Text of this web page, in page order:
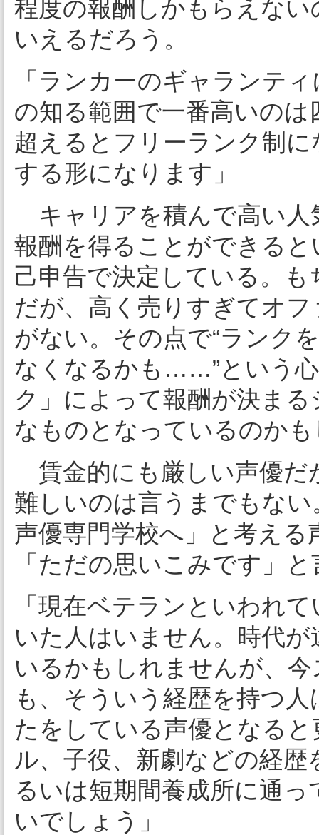
程度の報酬しかもらえな
いえるだろう。
「ランカーのギャランテ
の知る範囲で一番高いの
超えるとフリーランク制
する形になります」
キャリアを積んで高い人
報酬を得ることができる
己申告で決定している。
だが、高く売りすぎてオ
がない。その点で“ランク
なくなるかも……”という
ク」によって報酬が決ま
なものとなっているのか
賃金的にも厳しい声優だ
難しいのは言うまでもな
声優専門学校へ」と考え
「ただの思いこみです」
「現在ベテランといわれ
いた人はいません。時代
いるかもしれませんが、
も、そういう経歴を持つ
たをしている声優となる
ル、子役、新劇などの経
るいは短期間養成所に通
いでしょう」